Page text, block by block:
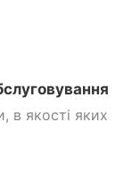
за низькою
доставку в
підтримку,
Spark SP200R-
на користь
постачальника
Червоний та
в якості яких